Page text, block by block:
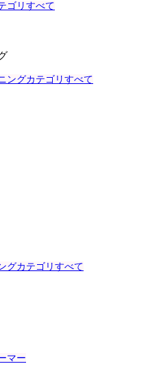
ゴリすべて
ングカテゴリすべて
グカテゴリすべて
マー